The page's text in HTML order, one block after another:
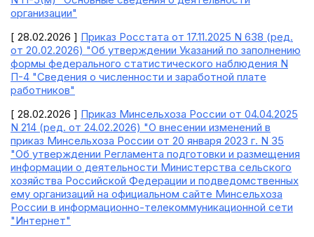
организации"
[ 28.02.2026 ] Приказ Росстата от 17.11.2025 N 638 (ред.
от 20.02.2026) "Об утверждении Указаний по заполнению
формы федерального статистического наблюдения N
П-4 "Сведения о численности и заработной плате
работников"
[ 28.02.2026 ] Приказ Минсельхоза России от 04.04.2025
N 214 (ред. от 24.02.2026) "О внесении изменений в
приказ Минсельхоза России от 20 января 2023 г. N 35
"Об утверждении Регламента подготовки и размещения
информации о деятельности Министерства сельского
хозяйства Российской Федерации и подведомственных
ему организаций на официальном сайте Минсельхоза
России в информационно-телекоммуникационной сети
"Интернет"